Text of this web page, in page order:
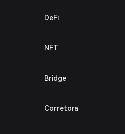
DeFi
NFT
Bridge
Corretora